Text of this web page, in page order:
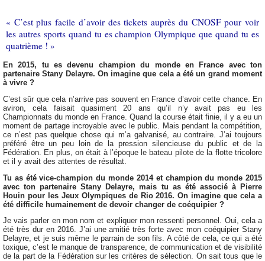
« C’est plus facile d’avoir des tickets auprès du CNOSF pour voir
les autres sports quand tu es champion Olympique que quand tu es
quatrième ! »
En 2015, tu es devenu champion du monde en France avec ton
partenaire Stany Delayre. On imagine que cela a été un grand moment
à vivre ?
C’est sûr que cela n’arrive pas souvent en France d’avoir cette chance. En
aviron, cela faisait quasiment 20 ans qu’il n’y avait pas eu les
Championnats du monde en France. Quand la course était finie, il y a eu un
moment de partage incroyable avec le public. Mais pendant la compétition,
ce n’est pas quelque chose qui m’a galvanisé, au contraire. J’ai toujours
préféré être un peu loin de la pression silencieuse du public et de la
Fédération. En plus, on était à l’époque le bateau pilote de la flotte tricolore
et il y avait des attentes de résultat.
Tu as été vice-champion du monde 2014 et champion du monde 2015
avec ton partenaire Stany Delayre, mais tu as été associé à Pierre
Houin pour les Jeux Olympiques de Rio 2016. On imagine que cela a
été difficile humainement de devoir changer de coéquipier ?
Je vais parler en mon nom et expliquer mon ressenti personnel. Oui, cela a
été très dur en 2016. J’ai une amitié très forte avec mon coéquipier Stany
Delayre, et je suis même le parrain de son fils. A côté de cela, ce qui a été
toxique, c’est le manque de transparence, de communication et de visibilité
de la part de la Fédération sur les critères de sélection. On sait tous que le